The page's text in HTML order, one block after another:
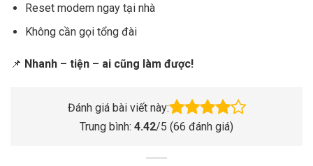
Reset modem ngay tại nhà
Không cần gọi tổng đài
📌 Nhanh – tiện – ai cũng làm được!
Đánh giá bài viết này:
Trung bình: 4.42/5 (66 đánh giá)